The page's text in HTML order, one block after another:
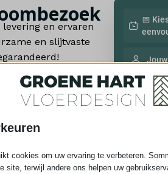
en ervaren
en slijtvaste
aan
te
📅
cookies om uw ervaring te verbeteren.
site, terwijl andere ons helpen uw